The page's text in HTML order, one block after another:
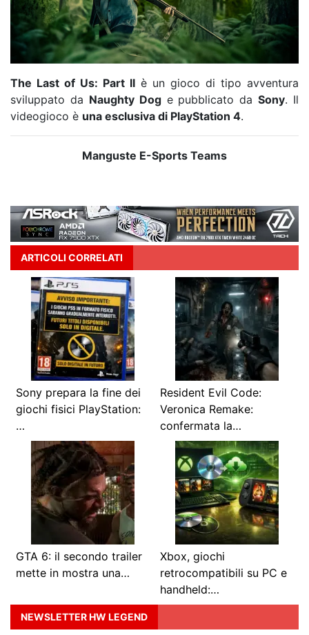
The Last of Us: Part II è un gioco di tipo avventura
sviluppato da Naughty Doge pubblicato daSony. Il
videogioco è una esclusiva di PlayStation 4.
Manguste E-Sports Teams
ARTICOLI CORRELATI
Sony prepara la fine dei
giochi fisici PlayStation:
…
Resident Evil Code:
Veronica Remake:
confermata la…
GTA 6: il secondo trailer
mette in mostra una…
Xbox, giochi
retrocompatibili su PC e
handheld:…
NEWSLETTER HW LEGEND